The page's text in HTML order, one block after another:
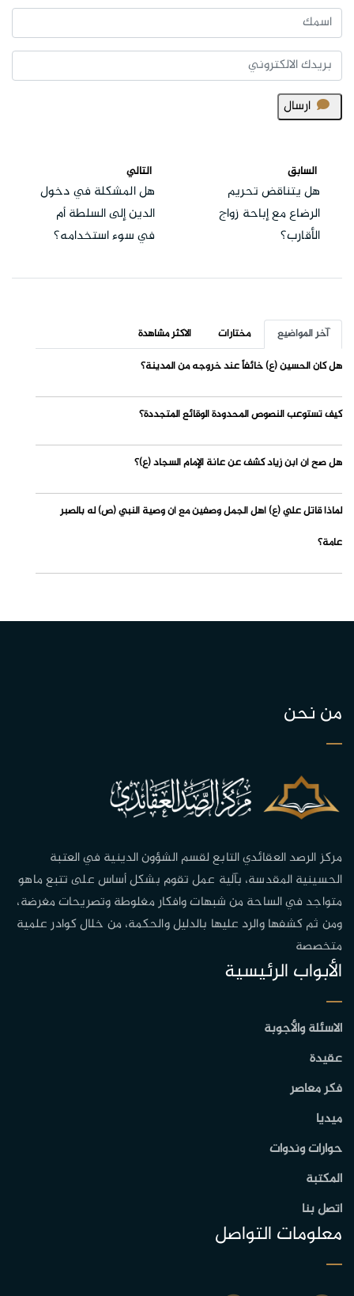
ارسال
السابق
هل يتناقض تحريم
الرضاع مع إباحة زواج
الأقارب؟
التالي
هل المشكلة في دخول
الدين إلى السلطة أم
في سوء استخدامه؟
آخر المواضيع مختارات
الاكثر مشاهدة
هل كان الحسين (ع) خائفاً عند خروجه من المدينة؟
كيف تستوعب النصوص المحدودة الوقائع المتجددة؟
هل صح أن ابن زياد كشف عن عانة الإمام السجاد (ع)؟
لماذا قاتل علي (ع) أهل الجمل وصفين مع أن وصية النبي (ص) له بالصبر
عامة؟
من نحن
مركز الرصد العقائدي التابع لقسم الشؤون الدينية في العتبة
الحسينية المقدسة، بآلية عمل تقوم بشكل أساس على تتبع ماهو
متواجد في الساحة من شبهات وافكار مغلوطة وتصريحات مغرضة،
ومن ثم كشفها والرد عليها بالدليل والحكمة، من خلال كوادر علمية
متخصصة
الأبواب الرئيسية
الاسئلة والأجوبة
عقيدة
فكر معاصر
ميديا
حوارات وندوات
المكتبة
اتصل بنا
معلومات التواصل